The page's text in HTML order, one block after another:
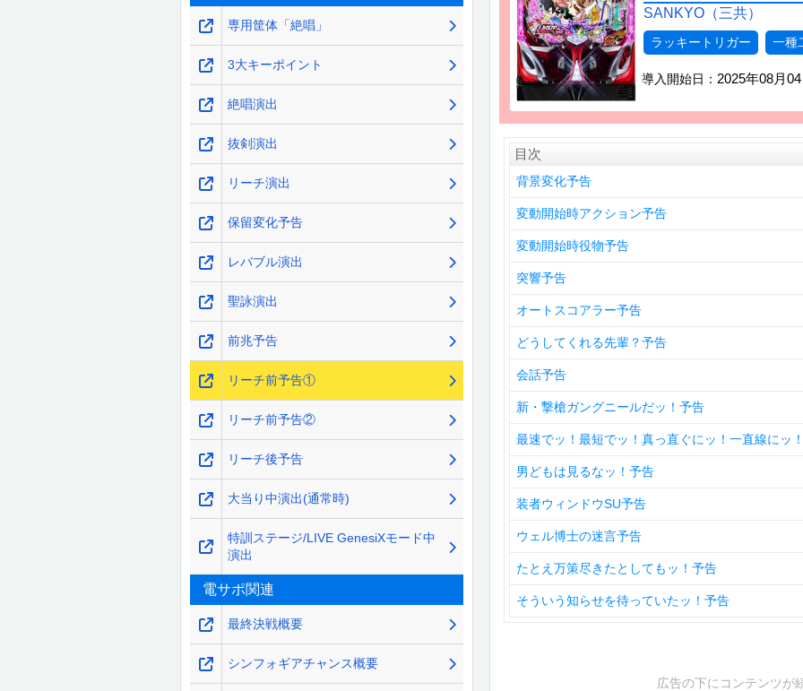
SANKYO（三共）
ラッキートリガー 一種
導入開始日： 2025年08月04
目次
背景変化予告
変動開始時アクション予告
変動開始時役物予告
突響予告
オートスコアラー予告
どうしてくれる先輩？予告
会話予告
新・撃槍ガングニールだッ！予告
最速でッ！最短でッ！真っ直ぐにッ！一直線にッ
男どもは見るなッ！予告
装者ウィンドウSU予告
ウェル博士の迷言予告
たとえ万策尽きたとしてもッ！予告
そういう知らせを待っていたッ！予告
広告の下にコンテンツが
専用筐体「絶唱」
3大キーポイント
絶唱演出
抜剣演出
リーチ演出
保留変化予告
レバブル演出
聖詠演出
前兆予告
リーチ前予告①
リーチ前予告②
リーチ後予告
大当り中演出(通常時)
特訓ステージ/LIVE GenesiXモード中
演出
電サポ関連
最終決戦概要
シンフォギアチャンス概要